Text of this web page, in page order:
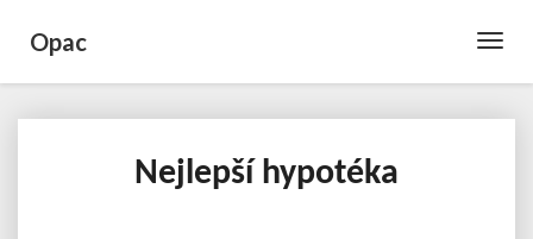
Toggle
Opac
Nejlepší
hypotéka
Nejlepší hypotéka